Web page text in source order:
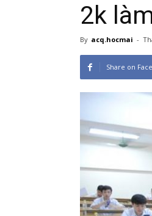
2k
By acq.hocmai -
Share on